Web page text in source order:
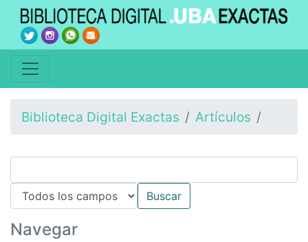
Biblioteca Digital Exactas Artículos
Navegar